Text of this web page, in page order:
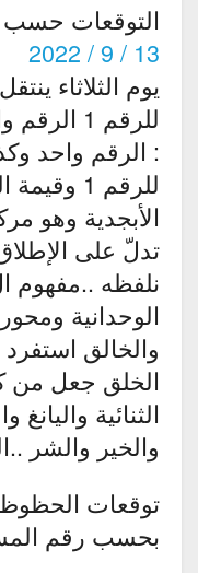
التوقعات حسب
13 / 9 / 2022
للرقم 1 الرقم واحد ((1))
: الرقم واحد
تدلّ على
الوحدانية
والخالق
الخلق جعل من
الثنائية
والخير والشر
توقعات الحظوظ
بحسب رقم